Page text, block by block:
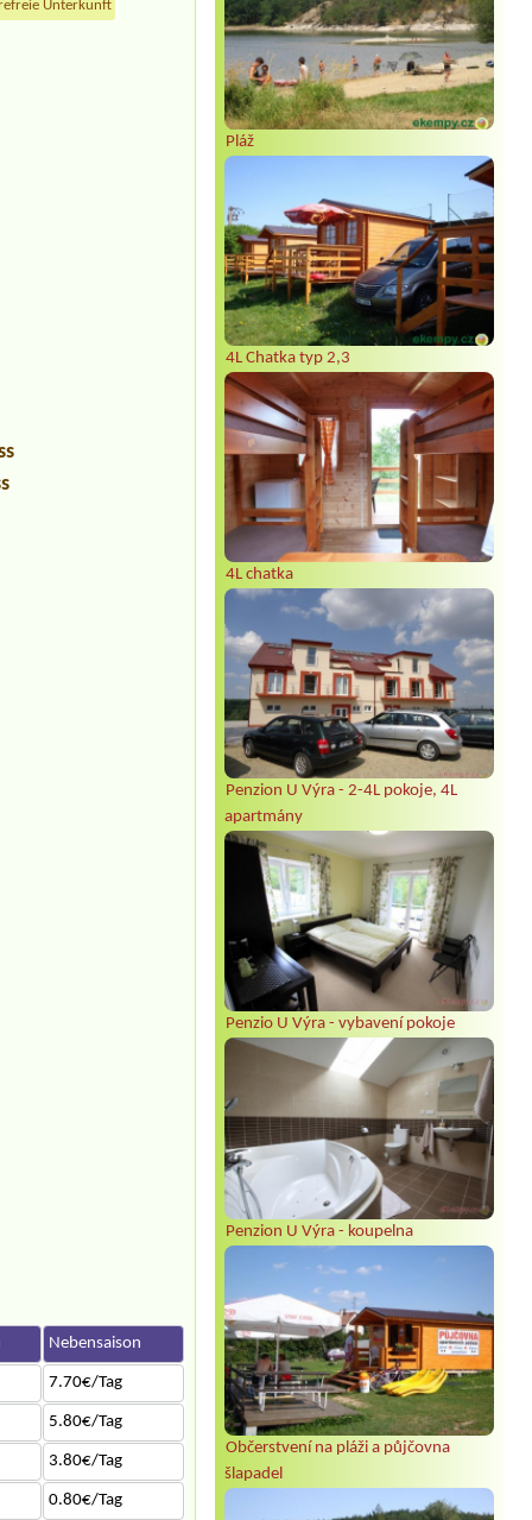
Pláž
4L Chatka typ 2,3
4L chatka
Penzion U Výra - 2-4L pokoje, 4L
apartmány
Penzio U Výra - vybavení pokoje
Penzion U Výra - koupelna
Občerstvení na pláži a půjčovna
šlapadel
Unterkunft
Nebensaison
7.70€/Tag
5.80€/Tag
3.80€/Tag
0.80€/Tag